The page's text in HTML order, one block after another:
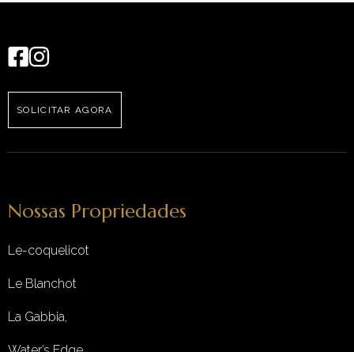
SOLICITAR AGORA
Nossas Propriedades
Le-coquelicot
Le Blanchot
La Gabbia,